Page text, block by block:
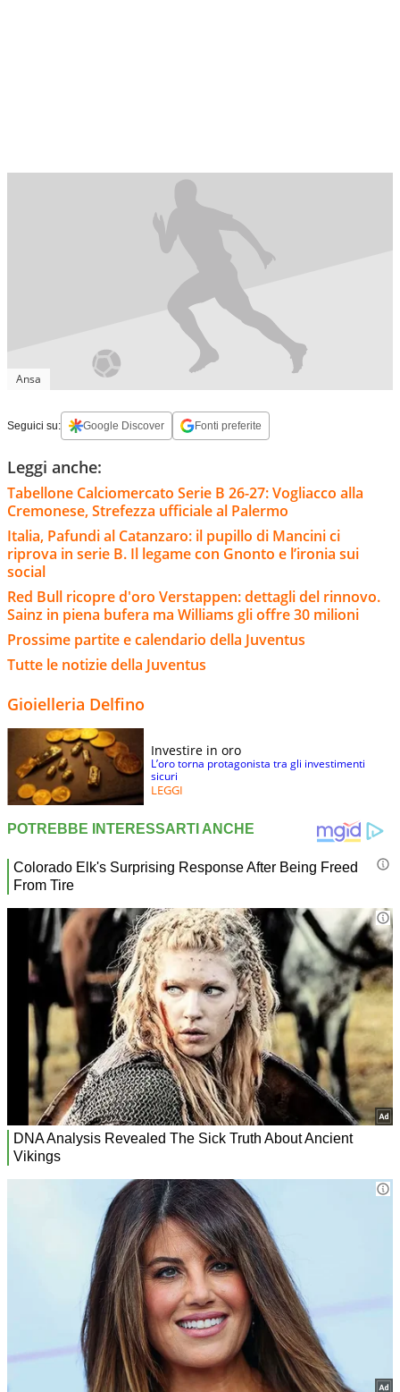
Ansa
Seguici su: Google Discover Fonti preferite
Leggi anche:
Tabellone Calciomercato Serie B 26-27: Vogliacco alla
Cremonese, Strefezza ufficiale al Palermo
Italia, Pafundi al Catanzaro: il pupillo di Mancini ci
riprova in serie B. Il legame con Gnonto e l’ironia sui
social
Red Bull ricopre d'oro Verstappen: dettagli del rinnovo.
Sainz in piena bufera ma Williams gli offre 30 milioni
Prossime partite e calendario della Juventus
Tutte le notizie della Juventus
Gioielleria Delfino
Investire in oro
L’oro torna protagonista tra gli investimenti
sicuri
LEGGI